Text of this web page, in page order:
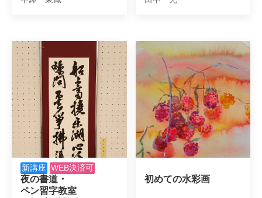
新講座 WEB決済可
夜の書道・
ペン習字教室
初めての水彩画